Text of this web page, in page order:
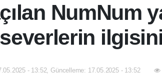
NumNum
- 13:52, Güncelleme: 17.05.2025 - 13:52